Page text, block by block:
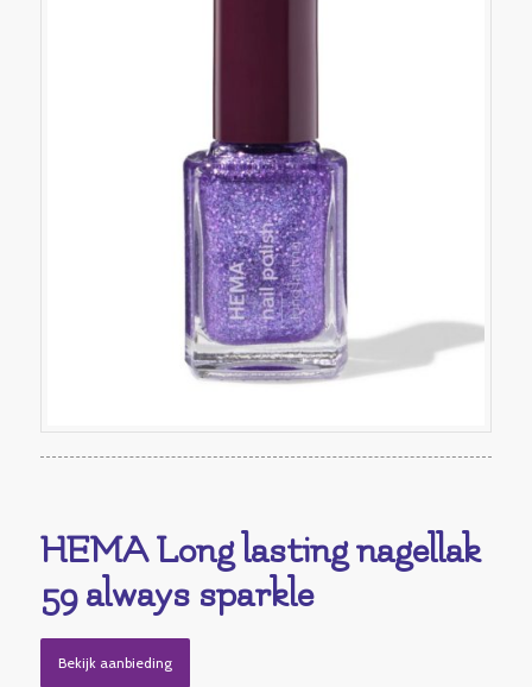
HEMA Long lasting nagellak
59 always sparkle
Bekijk aanbieding